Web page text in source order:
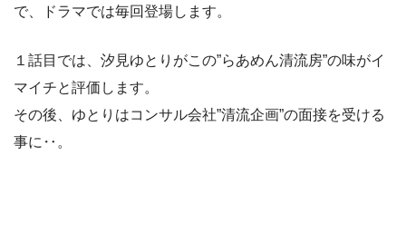
で、ドラマでは毎回登場します。
１話目では、汐見ゆとりがこの”らあめん清流房”の味がイ
マイチと評価します。
その後、ゆとりはコンサル会社”清流企画”の面接を受ける
事に‥。